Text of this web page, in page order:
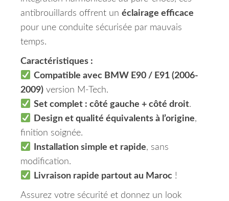
antibrouillards offrent un éclairage efficace
pour une conduite sécurisée par mauvais
temps.
Caractéristiques :
Compatible avec BMW E90 / E91 (2006-
2009) version M-Tech.
Set complet : côté gauche + côté droit.
Design et qualité équivalents à l’origine,
finition soignée.
Installation simple et rapide, sans
modification.
Livraison rapide partout au Maroc!
Assurez votre sécurité et donnez un look